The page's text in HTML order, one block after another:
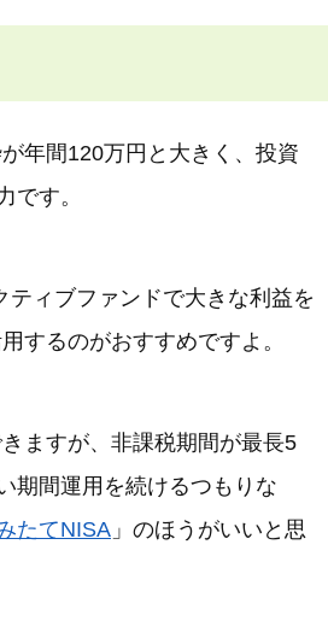
年間120万円と大きく、投資
です。
ティブファンドで大きな利益を
するのがおすすめですよ。
ますが、非課税期間が最長5
期間運用を続けるつもりな
たてNISA 」のほうがいいと思